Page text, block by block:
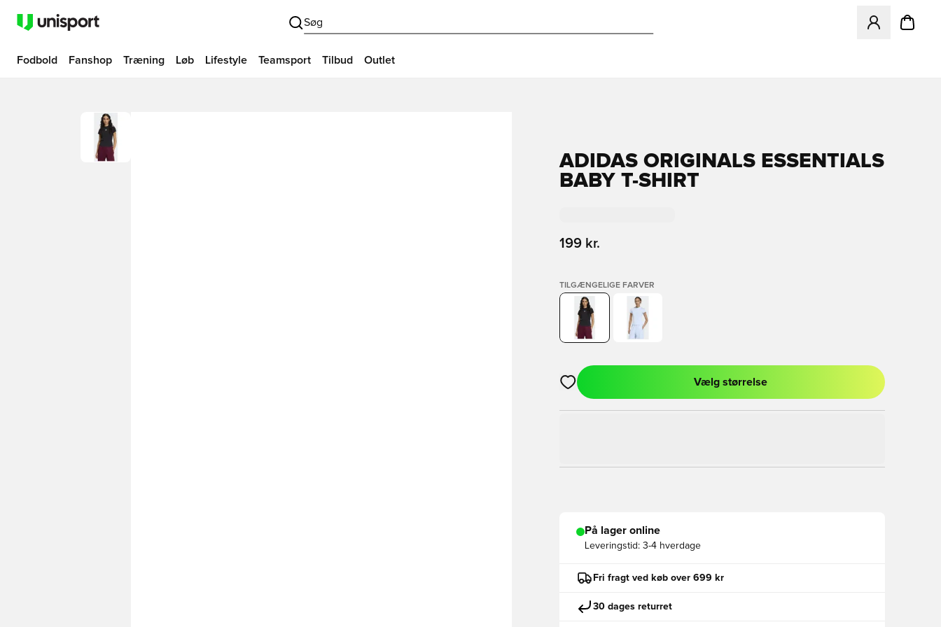
Søg
Åbner en
Fodbold Fanshop Træning Løb Lifestyle Teamsport Tilbud Outlet
ADIDAS ORIGINALS ESSENTIALS
BABY T-SHIRT
199 kr.
TILGÆNGELIGE FARVER
Åbner en Modal til at logge ind eller tilmelde dig som medlem
Vælg størrelse
På lager online
Leveringstid: 3-4 hverdage
Fri fragt ved køb over 699 kr
30 dages returret